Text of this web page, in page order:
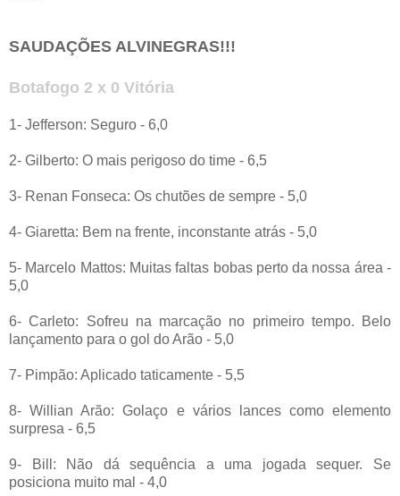
SAUDAÇÕES ALVINEGRAS!!!
Botafogo 2 x 0 Vitória
1- Jefferson: Seguro - 6,0
2- Gilberto: O mais perigoso do time - 6,5
3- Renan Fonseca: Os chutões de sempre - 5,0
4- Giaretta: Bem na frente, inconstante atrás - 5,0
5- Marcelo Mattos: Muitas faltas bobas perto da nossa área -
5,0
6- Carleto: Sofreu na marcação no primeiro tempo. Belo
lançamento para o gol do Arão - 5,0
7- Pimpão: Aplicado taticamente - 5,5
8- Willian Arão: Golaço e vários lances como elemento
surpresa - 6,5
9- Bill: Não dá sequência a uma jogada sequer. Se
posiciona muito mal - 4,0